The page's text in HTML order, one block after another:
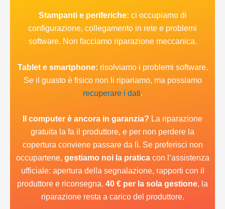
Stampanti e periferiche: ci occupiamo di
configurazione, collegamento in rete e problemi
software. Non facciamo riparazione meccanica.
Tablet e smartphone: risolviamo i problemi software.
Se il guasto è fisico non li ripariamo, ma possiamo
recuperare i dati.
Il computer è ancora in garanzia? La riparazione
gratuita la fa il produttore, e per non perdere la
copertura conviene passare da lì. Se preferisci non
occupartene, gestiamo noi la praticacon l’assistenza
ufficiale: apertura della segnalazione, rapporti con il
produttore e riconsegna. 40 € per la sola gestione, la
riparazione resta a carico del produttore.